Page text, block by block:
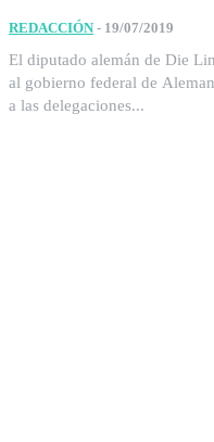
REDACCIÓN - 19/07/2019
El diputado alemán de Die
al gobierno federal de
a las delegaciones...